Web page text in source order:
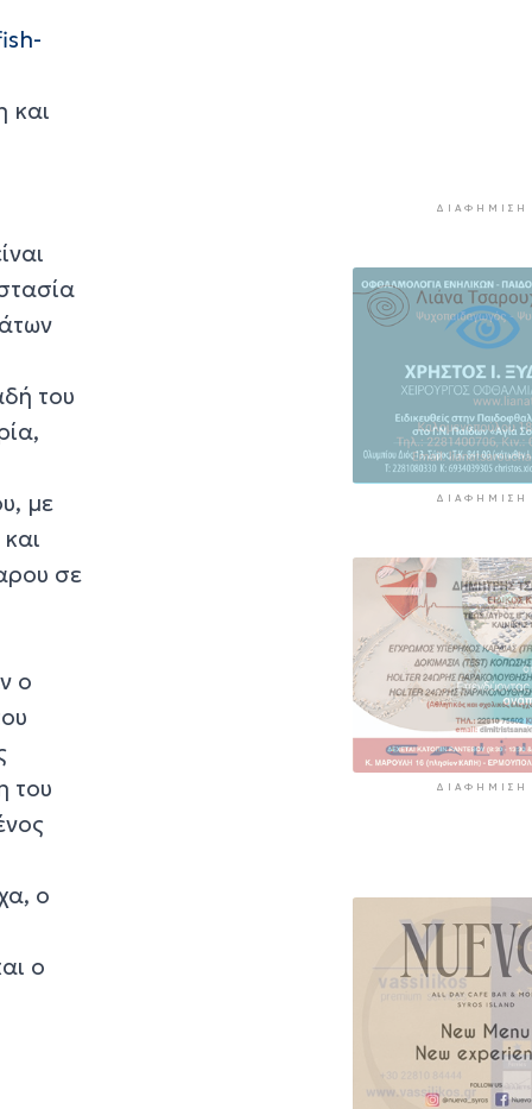
και
του
με
σε
ο
του
ο
ο
2 ώρες 50 λεπτά
Μια καινοτόμος
εκπαιδευτική
που συνδυάζει
ιστορία με την
τεχνολογία
2 ώρες 55 λεπτά πρίν
ΔΙΑΦΉΜΙΣΗ
ΔΙΑΦΉΜΙΣΗ
ΔΙΑΦΉΜΙΣΗ